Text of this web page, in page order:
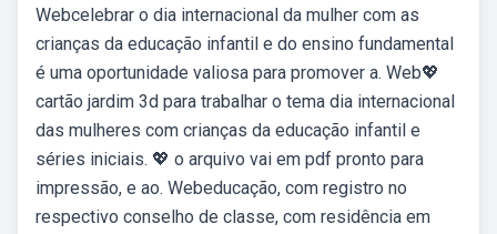
Webcelebrar o dia internacional da mulher com as
crianças da educação infantil e do ensino fundamental
é uma oportunidade valiosa para promover a. Web💖
cartão jardim 3d para trabalhar o tema dia internacional
das mulheres com crianças da educação infantil e
séries iniciais. 💖 o arquivo vai em pdf pronto para
impressão, e ao. Webeducação, com registro no
respectivo conselho de classe, com residência em